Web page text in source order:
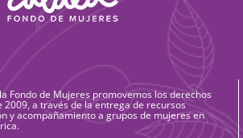
Fondo de Mujeres promovemos los derechos
2009, a través de la entrega de recursos
y acompañamiento a grupos de mujeres en